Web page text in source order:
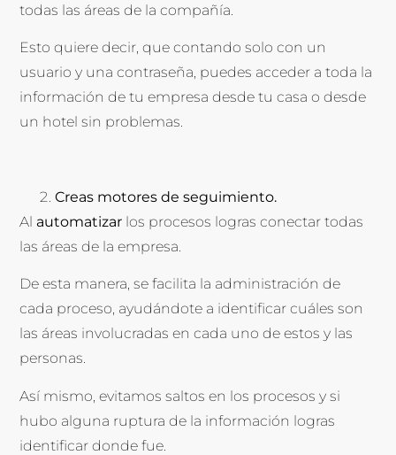
todas las áreas de la compañía.
Esto quiere decir, que contando solo con un
usuario y una contraseña, puedes acceder a toda la
información de tu empresa desde tu casa o desde
un hotel sin problemas.
Creas motores de seguimiento.
Al automatizar los procesos logras conectar todas
las áreas de la empresa.
De esta manera, se facilita la administración de
cada proceso, ayudándote a identificar cuáles son
las áreas involucradas en cada uno de estos y las
personas.
Así mismo, evitamos saltos en los procesos y si
hubo alguna ruptura de la información logras
identificar donde fue.